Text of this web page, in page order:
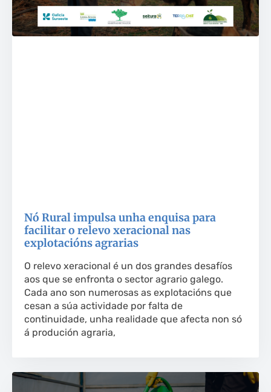
Nó Rural impulsa unha enquisa para
facilitar o relevo xeracional nas
explotacións agrarias
O relevo xeracional é un dos grandes desafíos
aos que se enfronta o sector agrario galego.
Cada ano son numerosas as explotacións que
cesan a súa actividade por falta de
continuidade, unha realidade que afecta non só
á produción agraria,